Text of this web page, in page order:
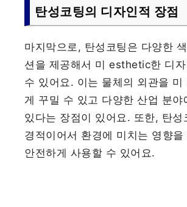
탄성코팅의 디자인적 장점
마지막으로, 탄성코팅은 다양한
션을 제공해서 미 esthetic한 디
수 있어요. 이는 물체의 외관을
게 꾸밀 수 있고 다양한 산업 분야
있다는 장점이 있어요. 또한, 탄성
경적이어서 환경에 미치는 영향을
안전하게 사용할 수 있어요.